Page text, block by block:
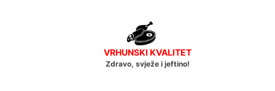
VRHUNSKI KVALITET
Zdravo, svježe i jeftino!